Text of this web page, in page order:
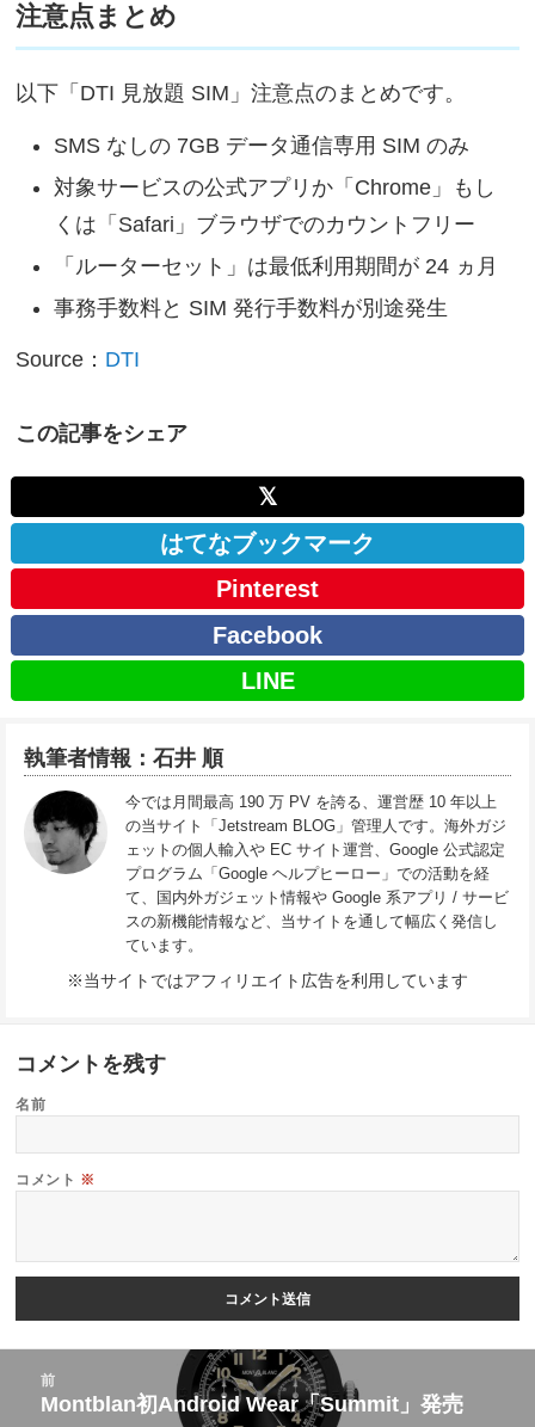
注意点まとめ
以下「DTI 見放題 SIM」注意点のまとめです。
SMS なしの 7GB データ通信専用 SIM のみ
対象サービスの公式アプリか「Chrome」もし
くは「Safari」ブラウザでのカウントフリー
「ルーターセット」は最低利用期間が 24 ヵ月
事務手数料と SIM 発行手数料が別途発生
Source： DTI
この記事をシェア
𝕏
はてなブックマーク
Pinterest
Facebook
LINE
執筆者情報：石井 順
今では月間最高 190 万 PV を誇る、運営歴 10 年以上
の当サイト「Jetstream BLOG」管理人です。海外ガジ
ェットの個人輸入や EC サイト運営、Google 公式認定
プログラム「Google ヘルプヒーロー」での活動を経
て、国内外ガジェット情報や Google 系アプリ / サービ
スの新機能情報など、当サイトを通して幅広く発信し
ています。
※当サイトではアフィリエイト広告を利用しています
コメントを残す
名前
コメント ※
前
前
Montblan初Android Wear「Summit」発売